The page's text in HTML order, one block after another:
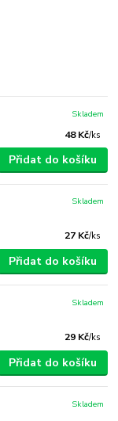
48 Kč/ks
Skladem
Přidat do košíku
27 Kč/ks
Skladem
Přidat do košíku
29 Kč/ks
Skladem
Přidat do košíku
Skladem